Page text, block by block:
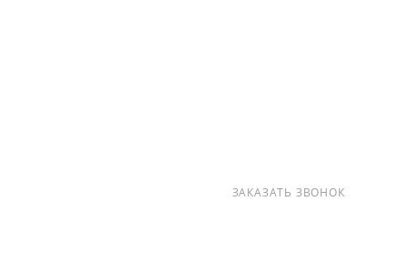
ЗАКАЗАТЬ ЗВОНОК